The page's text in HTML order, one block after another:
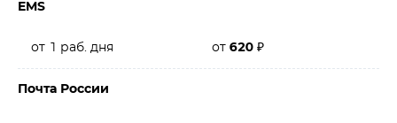
EMS
от 1 раб. дня от 620 ₽
Почта России